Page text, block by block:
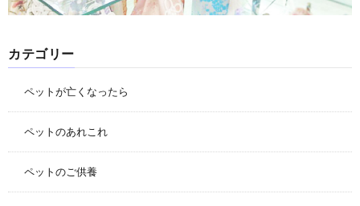
カテゴリー
ペットが亡くなったら
ペットのあれこれ
ペットのご供養